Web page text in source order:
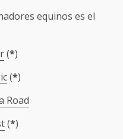
equinos es el
(*)
(*)
Road
(*)